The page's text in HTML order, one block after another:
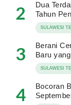
2
Dua
Tahun
SULAWESI
3
Berani
Baru
SULAWESI
4
Bocoran